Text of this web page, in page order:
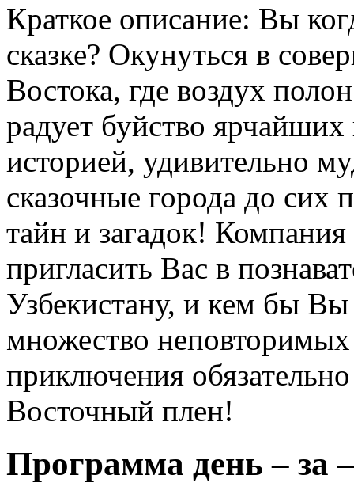
Краткое описание: Вы
сказке? Окунуться в
Востока, где воздух
радует буйство ярчайших
историей, удивительно
сказочные города до сих
тайн и загадок!
пригласить Вас в
Узбекистану, и кем бы
множество
приключения
Восточный плен!
Программа день – за